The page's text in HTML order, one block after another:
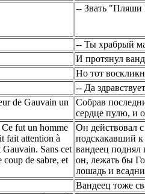
-- Звать "Пляши
-- Ты храбрый
И протянул
Но тот
-- Да
de Gauvain un
Собрав
сердце пулю, и
fut un homme
fait attention à
Sans cet
de sabre, et
Он действовал
подскакавший к
вандеец поднял
он, лежать бы
лошадь и
Вандеец тоже